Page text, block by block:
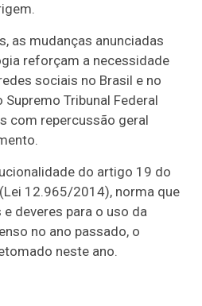
as mudanças anunciadas
reforçam a necessidade
sociais no Brasil e no
Tribunal Federal
com repercussão geral
do artigo 19 do
12.965/2014), norma que
deveres para o uso da
no ano passado, o
neste ano.